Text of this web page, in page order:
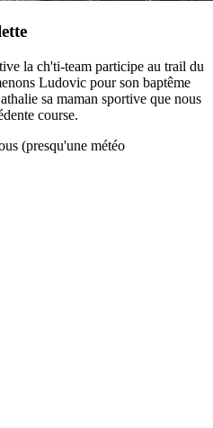
la ch'ti-team participe au trail du
Ludovic pour son baptême
sa maman sportive que nous
course.
(presqu'une météo